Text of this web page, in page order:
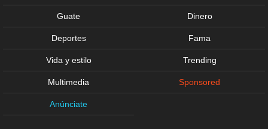
Guate Dinero
Deportes Fama
Vida y estilo Trending
Multimedia Sponsored
Anúnciate